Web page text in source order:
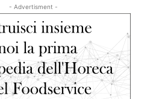
- Advertisment -